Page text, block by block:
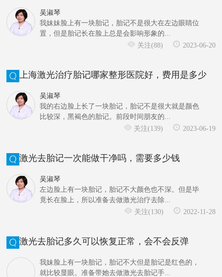
吴淑琴
我妹妹脸上有一块胎记，胎记不是很大在左边眼睛位
置，但是胎记长在脸上总是会影响形象的...
关注(88)
2023-06-20
上海激光治疗胎记哪家整形医院好，费用是多少
吴淑琴
我的右边脸上长了一块胎记，胎记不是很大就是颜色
比较深，黑褐色的胎记。前段时间朋友的...
关注(139)
2023-06-19
激光去胎记一次能做干净吗，需要多少钱
吴淑琴
左边脸上有一块胎记，胎记不大颜色也不深。但是毕
竟长在脸上，所以准备去做激光治疗去除...
关注(130)
2022-11-28
激光去胎记多久可以恢复正常，会不会反弹
我妹脸上有一块胎记，胎记不大但是胎记是红色的，
就比较显眼。准备带她去做激光去胎记手...